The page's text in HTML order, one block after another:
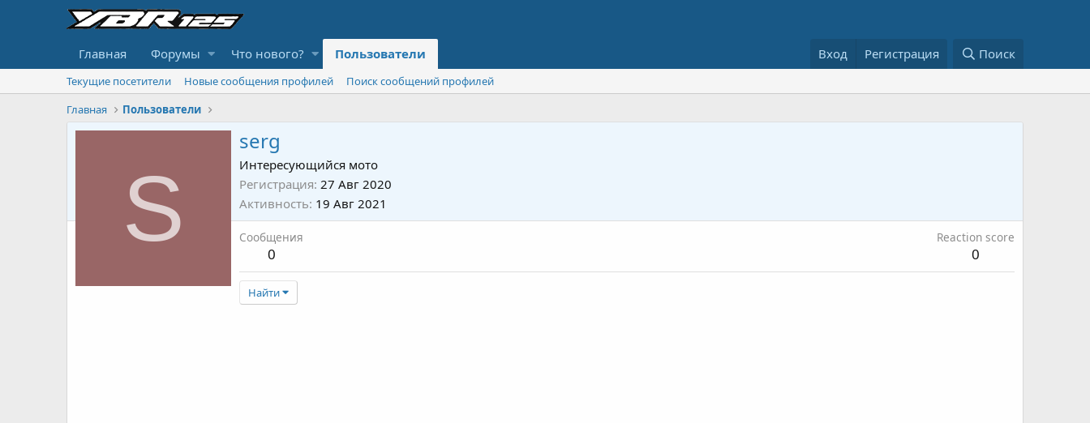
Главная Форумы Что нового? Пользователи Вход Регистрация Поиск
Текущие посетители Новые сообщения профилей
Поиск сообщений профилей
Главная
Пользователи
S
serg
Интересующийся мото
Регистрация 27 Авг 2020
Активность 19 Авг 2021
Сообщения
0
Reaction score
0
Найти